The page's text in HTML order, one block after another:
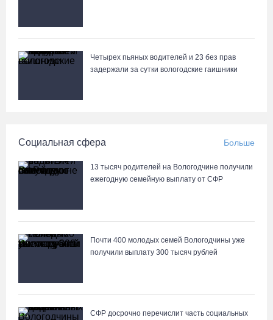
предпоследнее место «Кольца»
Общественные наблюдатели Вологодчины готовятся к работе
на выборах
06.08.26 / 18:44
В Вологде начали ремонтировать улицу Петрозаводскую
Четырех пьяных водителей и 23 без прав
задержали за сутки вологодские гаишники
Социальная сфера Больше
13 тысяч родителей на Вологодчине получили
ежегодную семейную выплату от СФР
Почти 400 молодых семей Вологодчины уже
получили выплату 300 тысяч рублей
СФР досрочно перечислит часть социальных